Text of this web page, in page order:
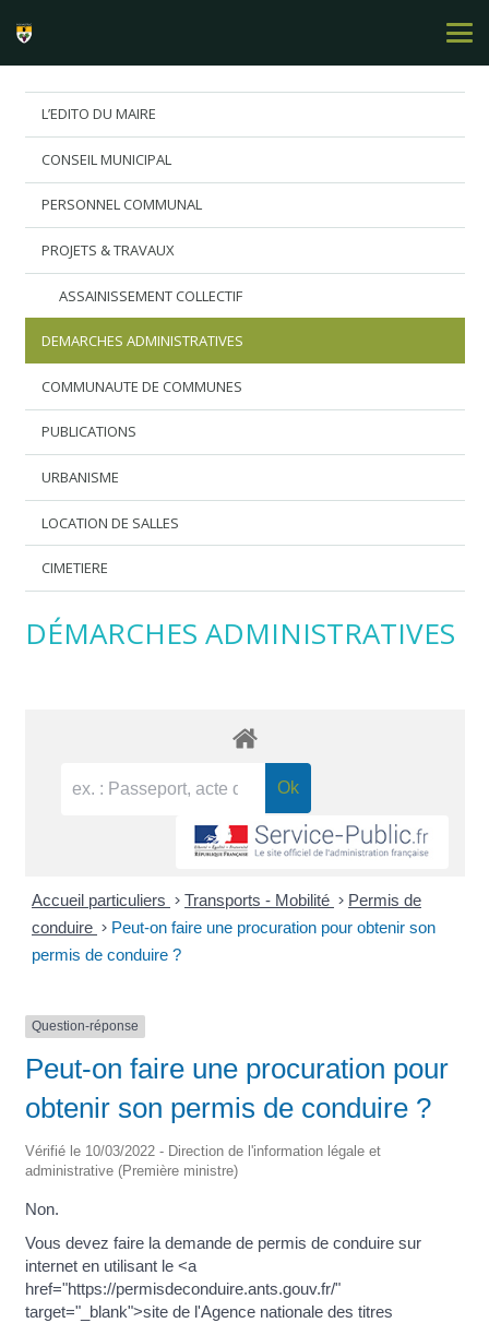
L’EDITO DU MAIRE
CONSEIL MUNICIPAL
PERSONNEL COMMUNAL
PROJETS & TRAVAUX
ASSAINISSEMENT COLLECTIF
DEMARCHES ADMINISTRATIVES
COMMUNAUTE DE COMMUNES
PUBLICATIONS
URBANISME
LOCATION DE SALLES
CIMETIERE
DÉMARCHES ADMINISTRATIVES
Accueil particuliers > Transports - Mobilité > Permis de
conduire > Peut-on faire une procuration pour obtenir son
permis de conduire ?
Question-réponse
Peut-on faire une procuration pour
obtenir son permis de conduire ?
Vérifié le 10/03/2022 - Direction de l'information légale et
administrative (Première ministre)
Non.
Vous devez faire la demande de permis de conduire sur
internet en utilisant le <a
href="https://permisdeconduire.ants.gouv.fr/"
target="_blank">site de l'Agence nationale des titres